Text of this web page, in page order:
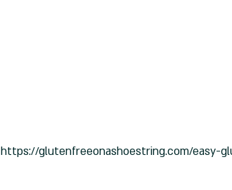
https://glutenfreeonashoestring.com/easy-